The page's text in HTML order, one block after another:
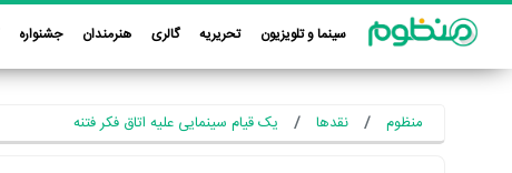
سینما و تلویزیون تحریریه گالری هنرمندان جشنواره
منظوم نقدها یک قیام سینمایی علیه اتاق فکر فتنه